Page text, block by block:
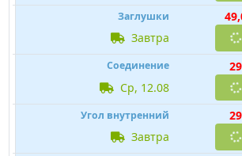
Заглушки
завтра
Соединение
ср, 12.08
Угол внутренний
завтра